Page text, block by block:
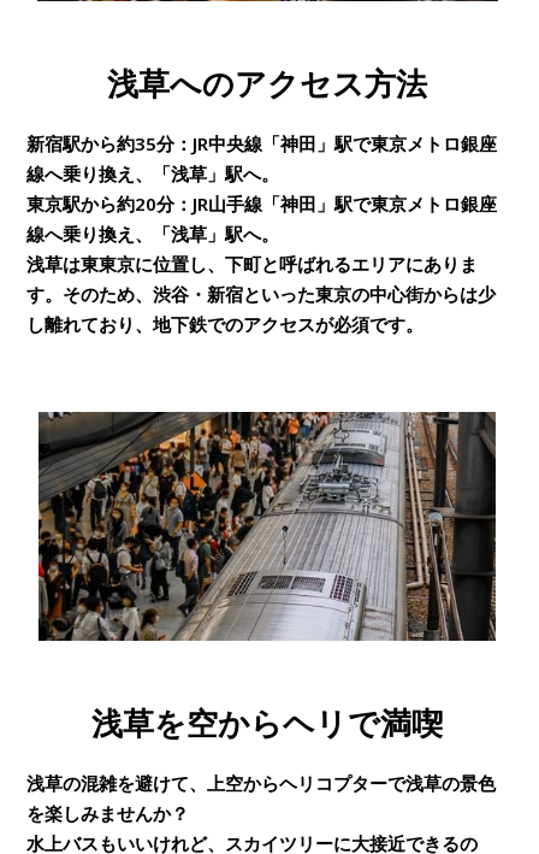
浅草へのアクセス方法
新宿駅から約35分：JR中央線「神田」駅で東京メトロ銀座
線へ乗り換え、「浅草」駅へ。
東京駅から約20分：JR山手線「神田」駅で東京メトロ銀座
線へ乗り換え、「浅草」駅へ。
浅草は東東京に位置し、下町と呼ばれるエリアにありま
す。そのため、渋谷・新宿といった東京の中心街からは少
し離れており、地下鉄でのアクセスが必須です。
浅草を空からヘリで満喫
浅草の混雑を避けて、上空からヘリコプターで浅草の景色
を楽しみませんか？
水上バスもいいけれど、スカイツリーに大接近できるの